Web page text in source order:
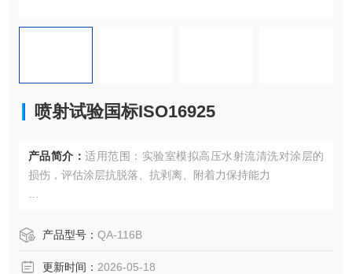
喷射试验国标ISO16925
产品简介： 适用范围：实验室模拟高压水射流清洗对涂层的
损伤，评估涂层抗脱落、抗剥离、附着力保持能力
水射流喷射涂层试样，目视 / 照片对比、测量剥离面积，判定
产品型号： QA-116B
更新时间： 2026-05-18